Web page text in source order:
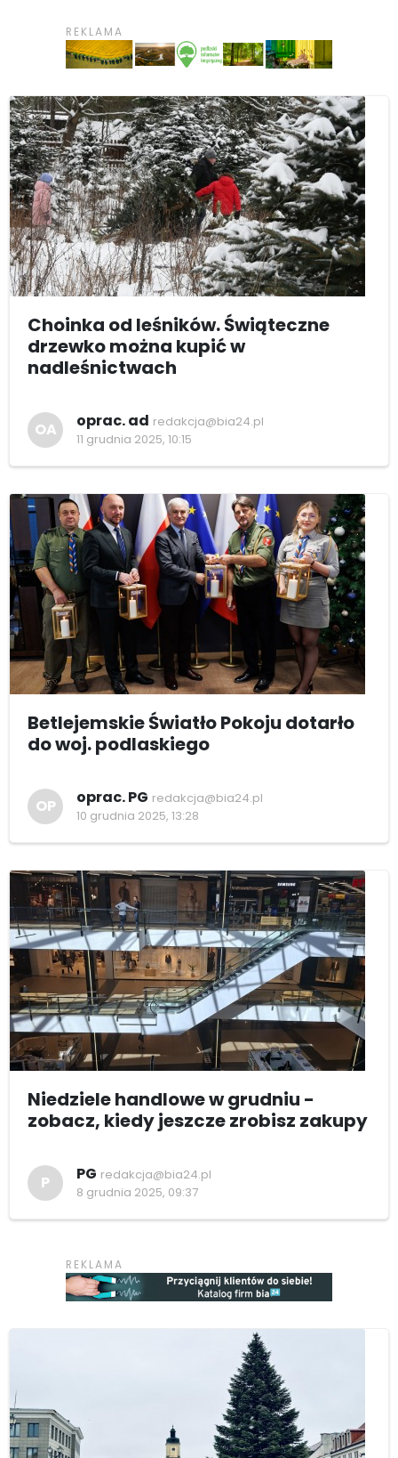
Choinka od leśników. Świąteczne
drzewko można kupić w
nadleśnictwach
OA oprac. ad redakcja@bia24.pl
11 grudnia 2025, 10:15
Betlejemskie Światło Pokoju dotarło
do woj. podlaskiego
OP oprac. PG redakcja@bia24.pl
10 grudnia 2025, 13:28
Niedziele handlowe w grudniu -
zobacz, kiedy jeszcze zrobisz zakupy
P PG redakcja@bia24.pl
8 grudnia 2025, 09:37